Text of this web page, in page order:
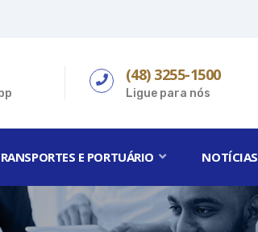
(48) 3255-1500
Ligue para nós
E PORTUÁRIO NOTÍCIAS